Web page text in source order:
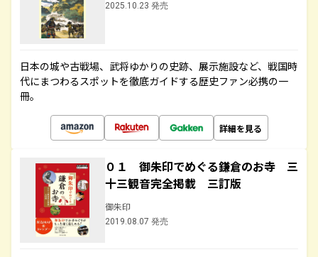
2025.10.23 発売
日本の城や古戦場、武将ゆかりの史跡、展示施設など、戦国時
代にまつわるスポットを徹底ガイドする歴史ファン必携の一
冊。
詳細を見る
０１ 御朱印でめぐる鎌倉のお寺 三
十三観音完全掲載 三訂版
御朱印
2019.08.07 発売